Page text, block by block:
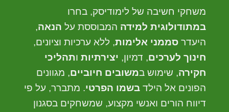
משחקי חשיבה של לימודיסק, בחרו
במתודולוגית למידה המבוססת על הנאה,
היעדר סממני אלימות, ללא ערכיות וציונים,
חינוך לערכים, דמיון, יצירתיות ותהליכי
חקירה, שימוש במשובים חיוביים, מגוונים
הפונים אל הילד בשמו הפרטי. מתברר, על פי
דיווח הורים ואנשי מקצוע, שמשחקים בסגנון